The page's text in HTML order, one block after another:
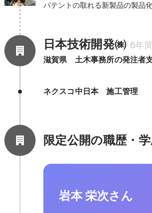
パテントの取れる新製品の製品
日本技術開発㈱ 6年
滋賀県　土木事務所の発注者
ネクスコ中日本　施工管理
限定公開の職歴・
岩本 栄次さん